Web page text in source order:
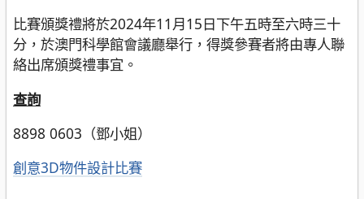
比賽頒獎禮將於2024年11月15日下午五時至六時三十
分，於澳門科學館會議廳舉行，得獎參賽者將由專人聯
絡出席頒獎禮事宜。
查詢
8898 0603（鄧小姐）
分
創意3D物件設計比賽